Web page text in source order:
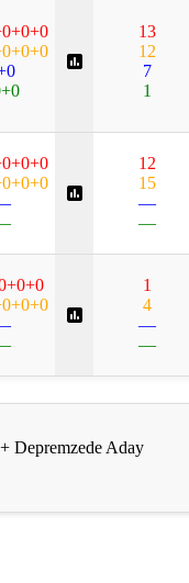
13
12
7
1
12
15
—
—
1
4
—
—
Depremzede Aday